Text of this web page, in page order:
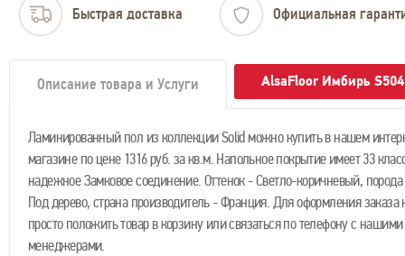
Быстрая доставка Официальная
Описание товара и Услуги AlsaFloor Имбирь
Ламинированный пол из коллекции Solid можно купить в нашем
магазине по цене 1316 руб. за кв.м. Напольное покрытие имеет 33
надежное Замковое соединение. Оттенок - Светло-коричневый,
Под дерево, страна производитель - Франция. Для оформления
просто положить товар в корзину или связаться по телефону с нашими
менеджерами.